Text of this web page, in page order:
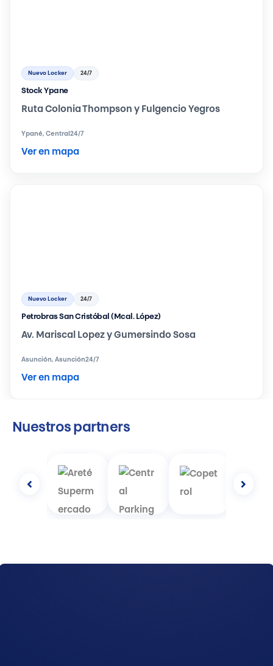
Nuevo Locker 24/7
Stock Ypane
Ruta Colonia Thompson y Fulgencio Yegros
Ypané, Central 24/7
Ver en mapa
Nuevo Locker 24/7
Petrobras San Cristóbal (Mcal. López)
Av. Mariscal Lopez y Gumersindo Sosa
Asunción, Asunción24/7
Ver en mapa
Nuestros partners